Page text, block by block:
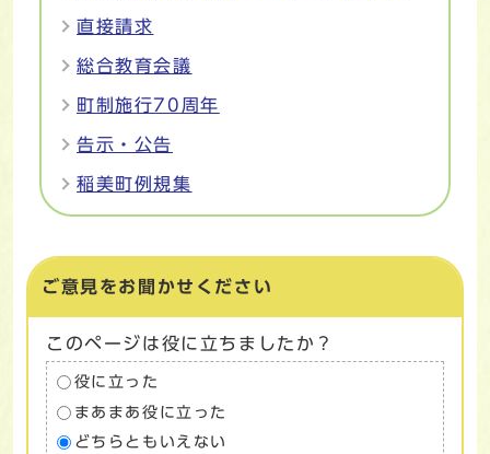
直接請求
総合教育会議
町制施行70周年
告示・公告
稲美町例規集
ご意見をお聞かせください
このページは役に立ちましたか？
役に立った
まあまあ役に立った
どちらともいえない